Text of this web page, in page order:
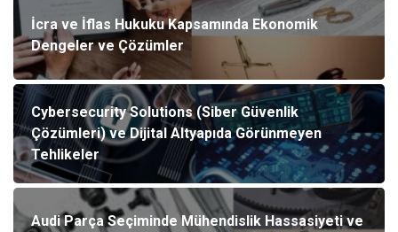
İcra ve İflas Hukuku Kapsamında Ekonomik
Dengeler ve Çözümler
Cybersecurity Solutions (Siber Güvenlik
Çözümleri) ve Dijital Altyapıda Görünmeyen
Tehlikeler
Audi Parça Seçiminde Mühendislik Hassasiyeti ve